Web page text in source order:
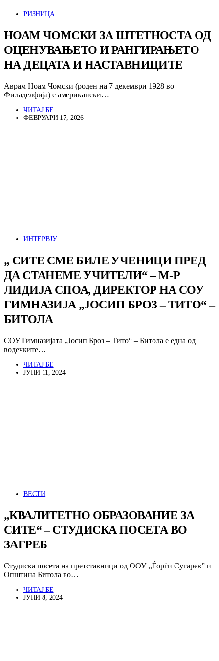
РИЗНИЦА
НОАМ ЧОМСКИ ЗА ШТЕТНОСТА ОД
ОЦЕНУВАЊЕТО И РАНГИРАЊЕТО
НА ДЕЦАТА И НАСТАВНИЦИТЕ
Аврам Ноам Чомски (роден на 7 декември 1928 во
Филаделфија) е американски…
ЧИТАЈ БЕ
ФЕВРУАРИ 17, 2026
ИНТЕРВЈУ
„ СИТЕ СМЕ БИЛЕ УЧЕНИЦИ ПРЕД
ДА СТАНЕМЕ УЧИТЕЛИ“ – М-Р
ЛИДИЈА СПОА, ДИРЕКТОР НА СОУ
ГИМНАЗИЈА „ЈОСИП БРОЗ – ТИТО“ –
БИТОЛА
СОУ Гимназијата „Јосип Броз – Тито“ – Битола е една од
водечките…
ЧИТАЈ БЕ
ЈУНИ 11, 2024
ВЕСТИ
„КВАЛИТЕТНО ОБРАЗОВАНИЕ ЗА
СИТЕ“ – СТУДИСКА ПОСЕТА ВО
ЗАГРЕБ
Студиска посета на претставници од ООУ ,,Ѓорѓи Сугарев” и
Општина Битола во…
ЧИТАЈ БЕ
ЈУНИ 8, 2024